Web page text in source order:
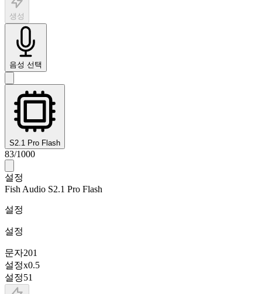
생성
음성 선택
S2.1 Pro Flash
83/1000
설정
Fish Audio S2.1 Pro Flash
설정
설정
문자201
설정x0.5
설정51